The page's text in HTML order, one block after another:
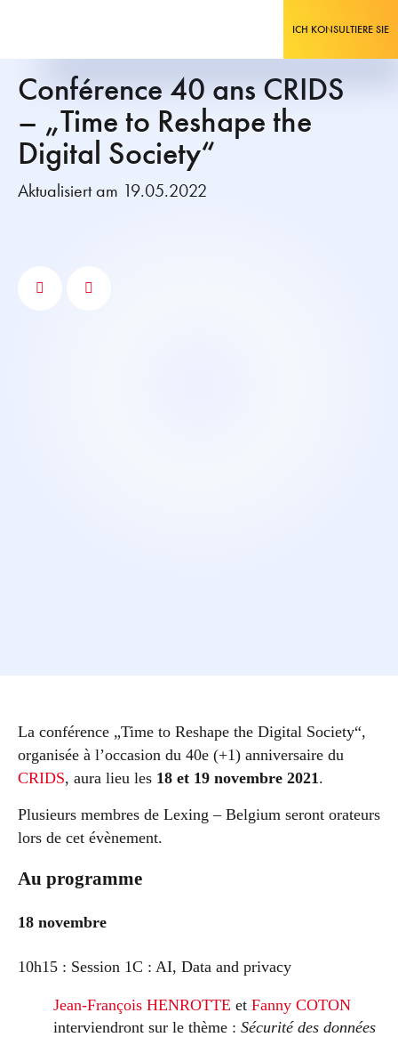
ICH KONSULTIERE SIE
Conférence 40 ans CRIDS
– „Time to Reshape the
Digital Society“
Aktualisiert am 19.05.2022
La conférence „Time to Reshape the Digital Society“,
organisée à l’occasion du 40e (+1) anniversaire du
CRIDS, aura lieu les 18 et 19 novembre 2021.
Plusieurs membres de Lexing – Belgium seront orateurs
lors de cet évènement.
Au programme
18 novembre
10h15 : Session 1C : AI, Data and privacy
Jean-François HENROTTE et Fanny COTON
interviendront sur le thème : Sécurité des données